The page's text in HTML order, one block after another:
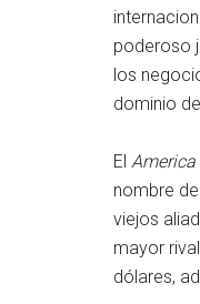
poderoso
los
dominio
El
nombre
viejos
mayor
dólares,